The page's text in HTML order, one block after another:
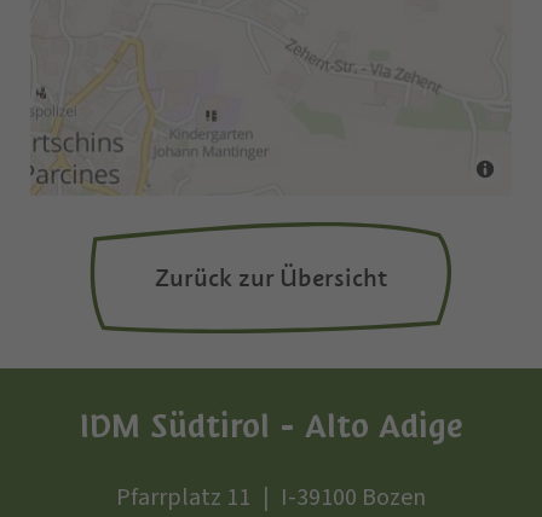
Zurück zur Übersicht
IDM Südtirol - Alto Adige
Pfarrplatz 11
I-39100 Bozen